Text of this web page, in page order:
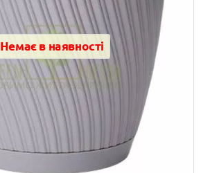
Немає в наявності